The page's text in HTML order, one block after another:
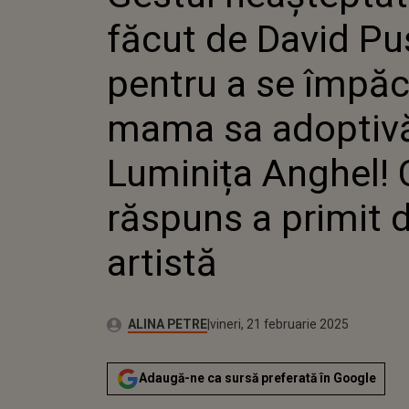
ÎMPĂCA
A
ARTISTĂ
făcut de David
pentru a se
mama sa
Luminița Anghel!
răspuns a primit
artistă
Autor:ALINA PETREPublicat:
vineri, 21 februarie 2025
Actualizat:
vineri, 21 februarie 2025
Adaugă-ne ca sursă preferată în Google